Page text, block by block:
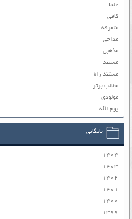
علما
کافی
متفرقه
مداحی
مذهبی
مستند
مستند راه
مطالب برتر
مولودی
یوم الله
بایگانی
۱۴۰۴
۱۴۰۳
۱۴۰۲
۱۴۰۱
۱۴۰۰
۱۳۹۹